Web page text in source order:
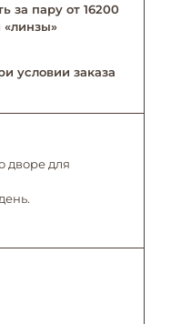
за пару от 16200
«линзы»
условии заказа
дворе для